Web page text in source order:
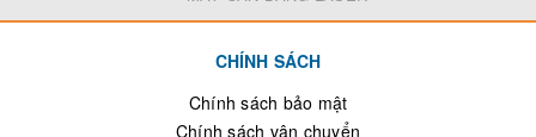
CHÍNH SÁCH
Chính sách bảo mật
Chính sách vận chuyển